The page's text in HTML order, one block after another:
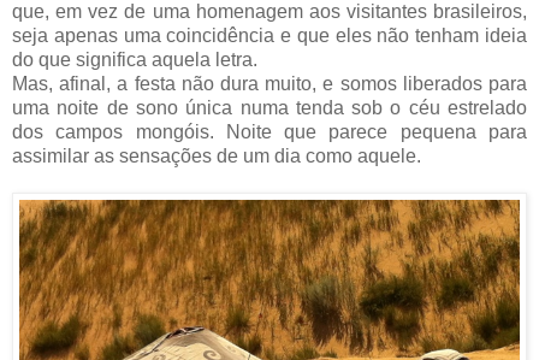
que, em vez de uma homenagem aos visitantes brasileiros,
seja apenas uma coincidência e que eles não tenham ideia
do que significa aquela letra.
Mas, afinal, a festa não dura muito, e somos liberados para
uma noite de sono única numa tenda sob o céu estrelado
dos campos mongóis. Noite que parece pequena para
assimilar as sensações de um dia como aquele.